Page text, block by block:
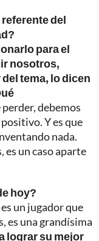
del
para el
nosotros,
tema, lo dicen
debemos
Y es que
nada.
es un caso aparte
hoy?
un jugador que
es una grandísima
lograr su mejor